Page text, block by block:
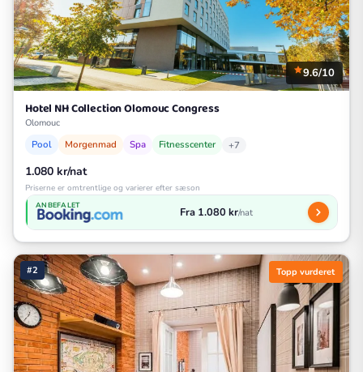
9.6/10
Hotel NH Collection Olomouc Congress
Olomouc
Pool Morgenmad Spa Fitnesscenter +7
1.080 kr/nat
Priserne er omtrentlige og varierer efter sæson
ANBEFALET Fra 1.080 kr/nat
#2 Topp vurderet